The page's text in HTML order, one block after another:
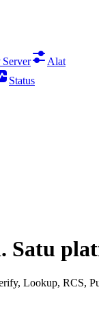
Alat
Status
Satu
Lookup, RCS,